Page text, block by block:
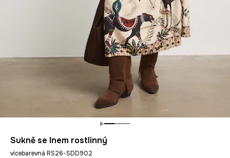
Sukně se lnem rostlinný
vícebarevná RS26-SDD902